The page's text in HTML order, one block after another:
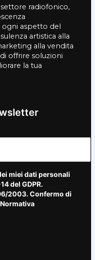
radiofonico,
aspetto del
artistica alla
alla vendita
offrire soluzioni
la tua
miei dati personali
del GDPR.
2003. Confermo di